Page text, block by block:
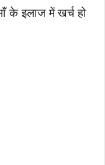
के इलाज में खर्च हो